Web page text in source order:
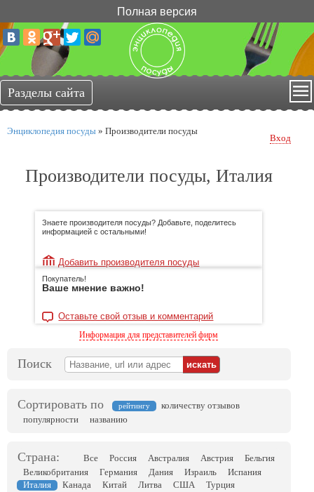
Полная версия
Энциклопедия посуды » Производители посуды
Вход
Производители посуды, Италия
Знаете производителя посуды? Добавьте, поделитесь
информацией с остальными!
Добавить производителя посуды
Покупатель!
Ваше мнение важно!
Оставьте свой отзыв и комментарий
Информация для представителей фирм
Поиск
Сортировать по рейтингу
количеству отзывов
популярности
названию
Страна: Все Россия Австралия Австрия
Бельгия
Великобритания
Германия Дания Израиль
Испания
Италия
Канада Китай Литва США
Турция